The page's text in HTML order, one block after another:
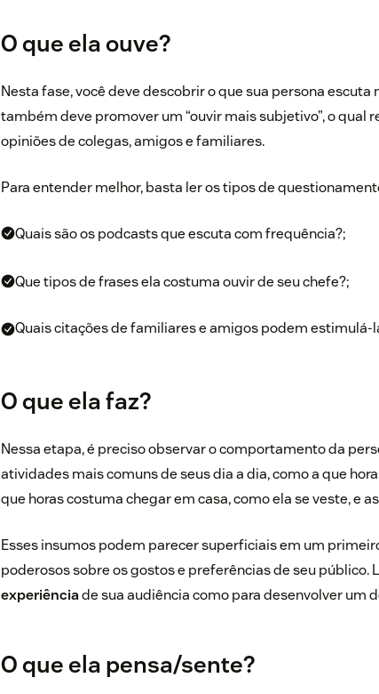
O que ela ouve?
Nesta fase, você deve descobrir o que sua persona
também deve promover um “ouvir mais subjetivo”, o qual
opiniões de colegas, amigos e familiares.
Para entender melhor, basta ler os tipos de
Quais são os podcasts que escuta com frequência?;
Que tipos de frases ela costuma ouvir de seu chefe?;
Quais citações de familiares e amigos podem estimulá-
O que ela faz?
Nessa etapa, é preciso observar o comportamento da
atividades mais comuns de seus dia a dia, como a que
que horas costuma chegar em casa, como ela se veste, e
Esses insumos podem parecer superficiais em um
poderosos sobre os gostos e preferências de seu público.
experiênciade sua audiência como para desenvolver um
O que ela pensa/sente?